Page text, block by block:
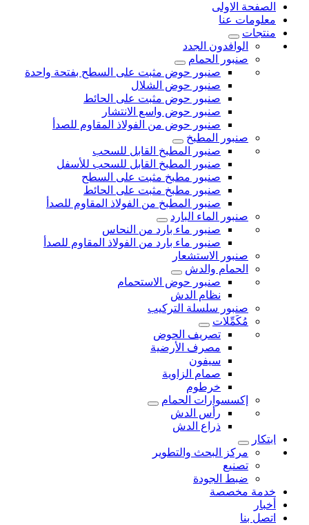
الصفحة الاولى
معلومات عنا
منتجات
الوافدون الجدد
صنبور الحمام
صنبور حوض مثبت على السطح بفتحة واحدة
صنبور حوض الشلال
صنبور حوض مثبت على الحائط
صنبور حوض واسع الانتشار
صنبور حوض من الفولاذ المقاوم للصدأ
صنبور المطبخ
صنبور المطبخ القابل للسحب
صنبور المطبخ القابل للسحب للأسفل
صنبور مطبخ مثبت على السطح
صنبور مطبخ مثبت على الحائط
صنبور المطبخ من الفولاذ المقاوم للصدأ
صنبور الماء البارد
صنبور ماء بارد من النحاس
صنبور ماء بارد من الفولاذ المقاوم للصدأ
صنبور الاستشعار
الحمام والدش
صنبور حوض الاستحمام
نظام الدش
صنبور سلسلة التركيب
مُكَمِّلات
تصريف الحوض
مصرف الأرضية
سيفون
صمام الزاوية
خرطوم
إكسسوارات الحمام
رأس الدش
ذراع الدش
ابتكار
مركز البحث والتطوير
تصنيع
ضبط الجودة
خدمة مخصصة
أخبار
اتصل بنا